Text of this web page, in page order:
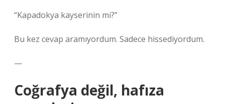
“Kapadokya kayserinin mi?”
Bu kez cevap aramıyordum. Sadece hissediyordum.
—
Coğrafya değil, hafıza